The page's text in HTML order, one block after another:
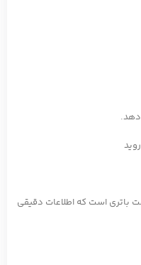
باتری است که اطلاعات دقیقی